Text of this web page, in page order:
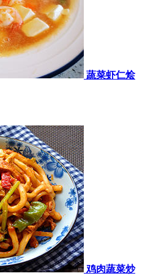
蔬菜虾仁烩
鸡肉蔬菜炒